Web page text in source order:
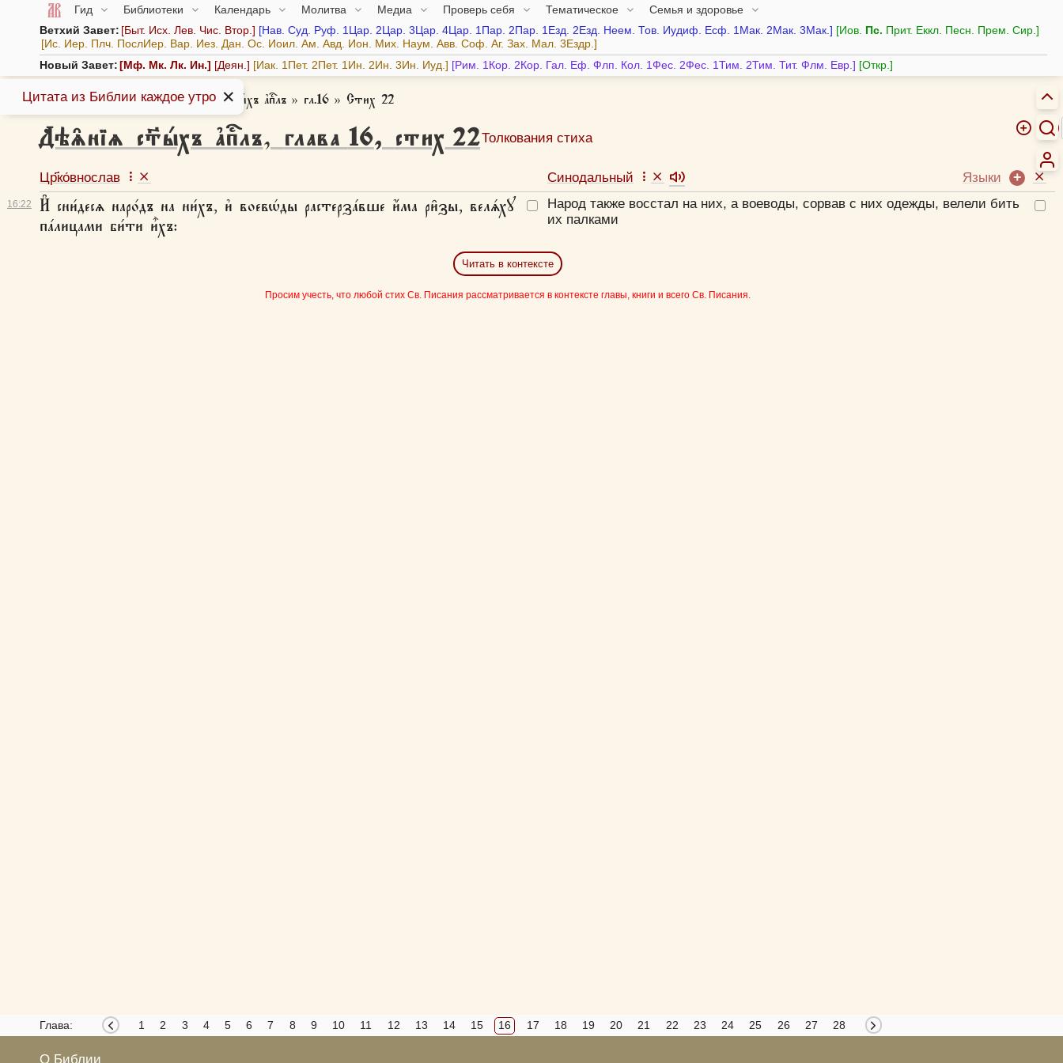
Гид Библиотеки Календарь Молитва Медиа Проверь себя Тематическое
Семья и здоровье
Ветхий Завет: Быт. Исх. Лев. Чис. Втор. Нав. Суд. Руф. 1Цар. 2Цар. 3Цар. 4Цар. 1Пар. 2Пар. 1Езд. 2Езд. Неем. Тов. Иудиф. Есф. 1Мак. 2Мак. 3Мак. Иов. Пс. Прит. Еккл. Песн. Прем. Сир.
Ис. Иер. Плч. ПослИер. Вар. Иез. Дан. Ос. Иоил. Ам. Авд. Ион. Мих. Наум. Авв. Соф. Аг. Зах. Мал. 3Ездр.
Новый Завет: Мф. Мк. Лк. Ин. Деян. Иак. 1Пет. 2Пет. 1Ин. 2Ин. 3Ин. Иуд. Рим. 1Кор. 2Кор. Гал. Еф. Флп. Кол. 1Фес. 2Фес. 1Тим. 2Тим. Тит. Флм. Евр. Откр.
Азбука веры » Библия »Дѣѧ̑нїѧ ст҃ы́хъ а҆пⷭ҇лъ » гл.16 » Стих 22
Дѣѧ̑нїѧ ст҃ы́хъ а҆пⷭ҇лъ, глава 16,стих 22Толкования стиха
16:22
Цр҃ко́внослав
И҆ сни́десѧ наро́дъ на ни́хъ, и҆ воевѡ́ды растерза́вше и҆́ма ри̑зы, велѧ́хꙋ
па́лицами би́ти и҆̀хъ:
Синодальный
Языки
Народ также восстал на них, а воеводы, сорвав с них одежды, велели бить
их палками
Читать в контексте
Просим учесть, что любой стих Св. Писания рассматривается в контексте главы, книги и всего Св. Писания.
Глава: 1 2 3 4 5 6 7 8 9 10 11 12 13 14 15 16 17 18 19 20 21 22 23 24 25 26 27 28
О Библии
Цитата из Библии каждое утро ✕